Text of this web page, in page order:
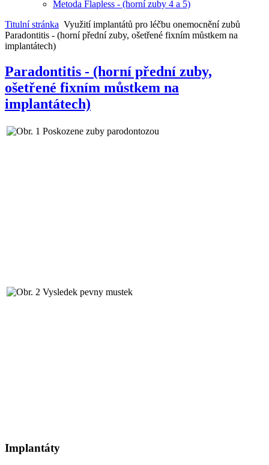
Metoda Flapless - (horní zuby 4 a 5)
Titulní stránka Využití implantátů pro léčbu onemocnění zubů
Paradontitis - (horní přední zuby, ošetřené fixním můstkem na
implantátech)
Paradontitis - (horní přední zuby,
ošetřené fixním můstkem na
implantátech)
Implantáty